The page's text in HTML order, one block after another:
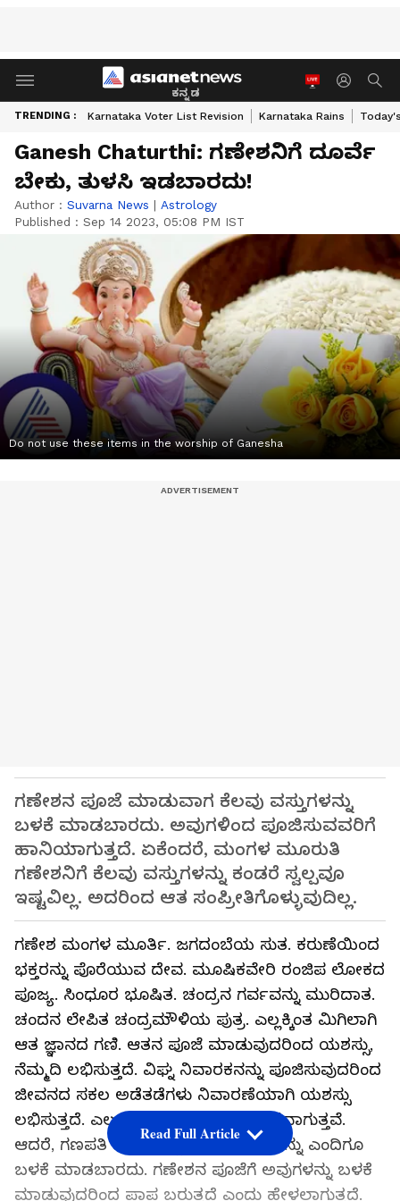
ಕನ್ನಡ
TRENDING : Karnataka Voter List Revision Karnataka Rains
Ganesh Chaturthi: ಗಣೇಶನಿಗೆ ದೂರ್ವೆ
ಬೇಕು, ತುಳಸಿ ಇಡಬಾರದು!
Author : Suvarna News | Astrology
Published : Sep 14 2023, 05:08 PM IST
Do not use these items in the worship of Ganesha
ಗಣೇಶನ ಪೂಜೆ ಮಾಡುವಾಗ ಕೆಲವು ವಸ್ತುಗಳನ್ನು
ಬಳಕೆ ಮಾಡಬಾರದು. ಅವುಗಳಿಂದ ಪೂಜಿಸುವವರಿಗೆ
ಹಾನಿಯಾಗುತ್ತದೆ. ಏಕೆಂದರೆ, ಮಂಗಳ ಮೂರುತಿ
ಗಣೇಶನಿಗೆ ಕೆಲವು ವಸ್ತುಗಳನ್ನು ಕಂಡರೆ ಸ್ವಲ್ಪವೂ
ಇಷ್ಟವಿಲ್ಲ. ಅದರಿಂದ ಆತ ಸಂಪ್ರೀತಿಗೊಳ್ಳುವುದಿಲ್ಲ.
ಗಣೇಶ ಮಂಗಳ ಮೂರ್ತಿ. ಜಗದಂಬೆಯ ಸುತ. ಕರುಣೆಯಿಂದ
ಭಕ್ತರನ್ನು ಪೊರೆಯುವ ದೇವ. ಮೂಷಿಕವೇರಿ ರಂಜಿಪ ಲೋಕದ
ಪೂಜ್ಯ. ಸಿಂಧೂರ ಭೂಷಿತ. ಚಂದ್ರನ ಗರ್ವವನ್ನು ಮುರಿದಾತ.
ಚಂದನ ಲೇಪಿತ ಚಂದ್ರಮೌಳಿಯ ಪುತ್ರ. ಎಲ್ಲಕ್ಕಿಂತ ಮಿಗಿಲಾಗಿ
ಆತ ಜ್ಞಾನದ ಗಣಿ. ಆತನ ಪೂಜೆ ಮಾಡುವುದರಿಂದ ಯಶಸ್ಸು,
ನೆಮ್ಮದಿ ಲಭಿಸುತ್ತದೆ. ವಿಘ್ನ ನಿವಾರಕನನ್ನು ಪೂಜಿಸುವುದರಿಂದ
ಜೀವನದ ಸಕಲ ಅಡೆತಡೆಗಳು ನಿವಾರಣೆಯಾಗಿ ಯಶಸ್ಸು
ಲಭಿಸುತ್ತದೆ. ಎಲ್ಲ ರೀತಿಯ ವಿಘ್ನಗಳೂ ದೂರವಾಗುತ್ತವೆ.
ಆದರೆ, ಗಣಪತಿ ಪೂಜೆಯಲ್ಲಿ ಕೆಲವು ವಸ್ತುಗಳನ್ನು ಎಂದಿಗೂ
ಬಳಕೆ ಮಾಡಬಾರದು. ಗಣೇಶನ ಪೂಜೆಗೆ ಅವುಗಳನ್ನು ಬಳಕೆ
ಮಾಡುವುದರಿಂದ ಪಾಪ ಬರುತ್ತದೆ ಎಂದು ಹೇಳಲಾಗುತ್ತದೆ.
Read Full Article